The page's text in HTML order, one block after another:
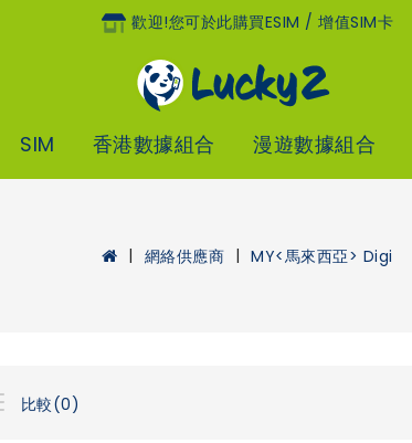
歡迎!您可於此購買eSIM / 增值SIM卡
SIM 香港數據組合 漫遊數據組合
網絡供應商 MY<馬來西亞> Digi
比較(0)